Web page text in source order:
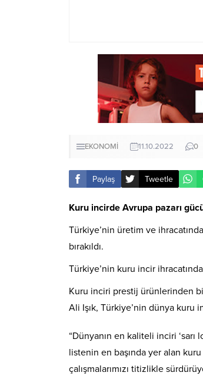
EKONOMİ 11.10.2022 0
Paylaş Tweetle
Kuru incirde Avrupa pazarı
Türkiye’nin üretim ve
bırakıldı.
Türkiye’nin kuru incir
Kuru inciri prestij ürünlerinden
Ali Işık, Türkiye’nin dünya kuru
“Dünyanın en kaliteli inciri ‘sarı
listenin en başında yer alan
çalışmalarımızı titizlikle